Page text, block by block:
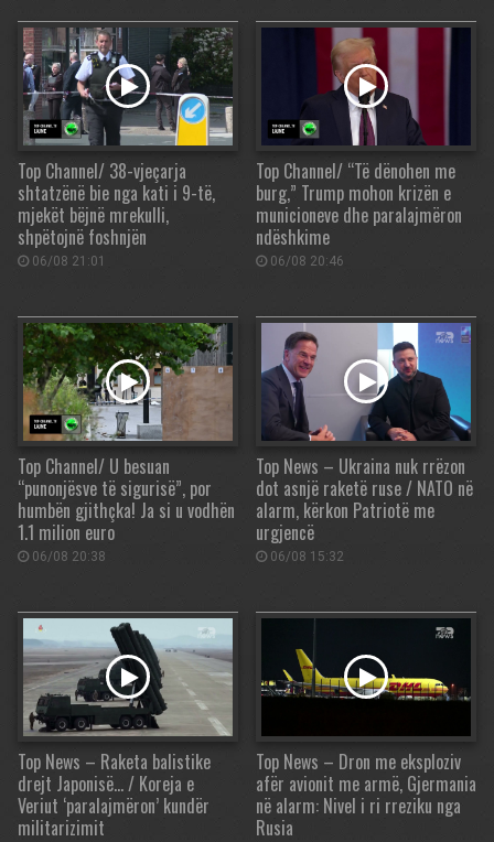
Top Channel/ 38-vjeçarja
shtatzënë bie nga kati i 9-të,
mjekët bëjnë mrekulli,
shpëtojnë foshnjën
06/08 21:01
Top Channel/ “Të dënohen me
burg,” Trump mohon krizën e
municioneve dhe paralajmëron
ndëshkime
06/08 20:46
Top Channel/ U besuan
“punonjësve të sigurisë”, por
humbën gjithçka! Ja si u vodhën
1.1 milion euro
06/08 20:38
Top News – Ukraina nuk rrëzon
dot asnjë raketë ruse / NATO në
alarm, kërkon Patriotë me
urgjencë
06/08 15:32
Top News – Raketa balistike
drejt Japonisë… / Koreja e
Veriut ‘paralajmëron’ kundër
militarizimit
Top News – Dron me eksploziv
afër avionit me armë, Gjermania
në alarm: Nivel i ri rreziku nga
Rusia